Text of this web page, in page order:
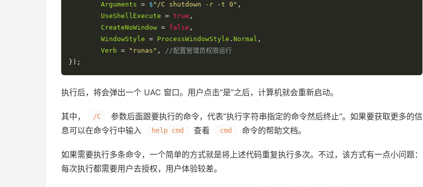
Arguments = $ "/C shutdown -r -t 0" ,
UseShellExecute = true ,
CreateNoWindow = false ,
WindowStyle = ProcessWindowStyle . Normal ,
Verb = "runas" ,
//配置管理员权限运行
});
执行后，将会弹出一个 UAC 窗口。用户点击“是”之后，计算机就会重新启动。
其中， /C
参数后面跟要执行的命令，代表”执行字符串指定的命令然后终止“。如果要获取更多的信
息可以在命令行中输入
help cmd 查看 cmd 命令的帮助文档。
如果需要执行多条命令，一个简单的方式就是将上述代码重复执行多次。不过，该方式有一点小问题：
每次执行都需要用户去授权，用户体验较差。